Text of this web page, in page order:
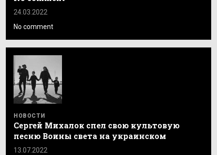
24.03.2022
No comment
НОВОСТИ
Сергей Михалок спел свою культовую
песню Воины света на украинском
13.07.2022